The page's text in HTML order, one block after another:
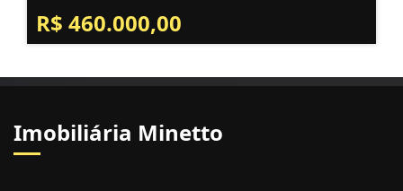
R$ 460.000,00
Imobiliária Minetto